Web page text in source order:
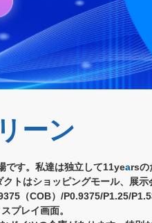
ーン
です。私達は独立して11yearsの
トはショッピングモール、展示
（COB）/P0.9375/P1.25/
プレイ画面。